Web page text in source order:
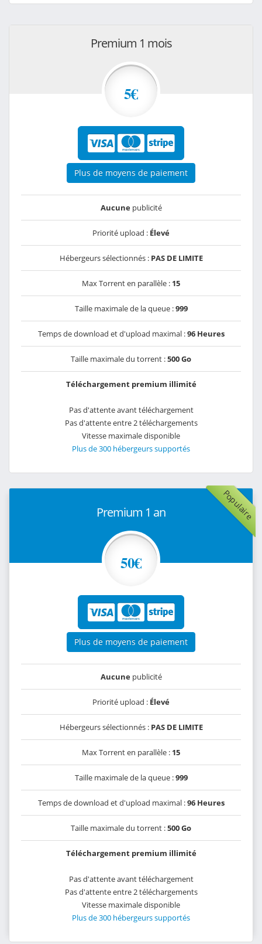
Premium 1 mois
5€
Plus de moyens de paiement
Aucunepublicité
Priorité upload : Élevé
Hébergeurs sélectionnés : PAS DE LIMITE
Max Torrent en parallèle : 15
Taille maximale de la queue :999
Temps de download et d'upload maximal :96 Heures
Taille maximale du torrent :500 Go
Téléchargement premium illimité
Pas d'attente avant téléchargement
Pas d'attente entre 2 téléchargements
Vitesse maximale disponible
Plus de 300 hébergeurs supportés
Populaire
Premium 1 an
50€
Plus de moyens de paiement
Aucunepublicité
Priorité upload : Élevé
Hébergeurs sélectionnés : PAS DE LIMITE
Max Torrent en parallèle : 15
Taille maximale de la queue :999
Temps de download et d'upload maximal :96 Heures
Taille maximale du torrent :500 Go
Téléchargement premium illimité
Pas d'attente avant téléchargement
Pas d'attente entre 2 téléchargements
Vitesse maximale disponible
Plus de 300 hébergeurs supportés